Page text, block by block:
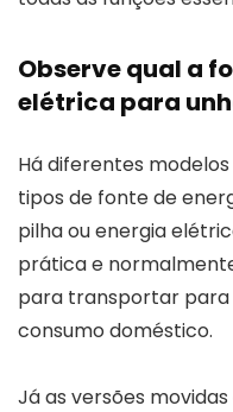
Observe qual a
elétrica para
Há diferentes
tipos de fonte de
pilha ou energia
prática e
para transportar para
consumo doméstico.
Já as versões